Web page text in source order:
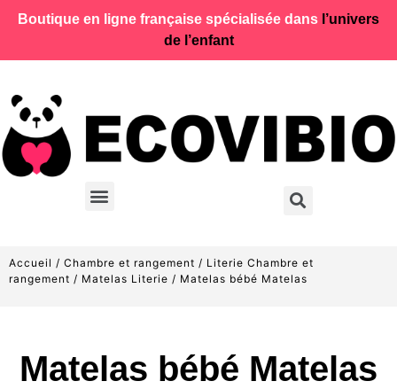
Boutique en ligne française spécialisée dans l’univers
de l’enfant
Accueil / Chambre et rangement / Literie Chambre et
rangement / Matelas Literie / Matelas bébé Matelas
Matelas bébé Matelas